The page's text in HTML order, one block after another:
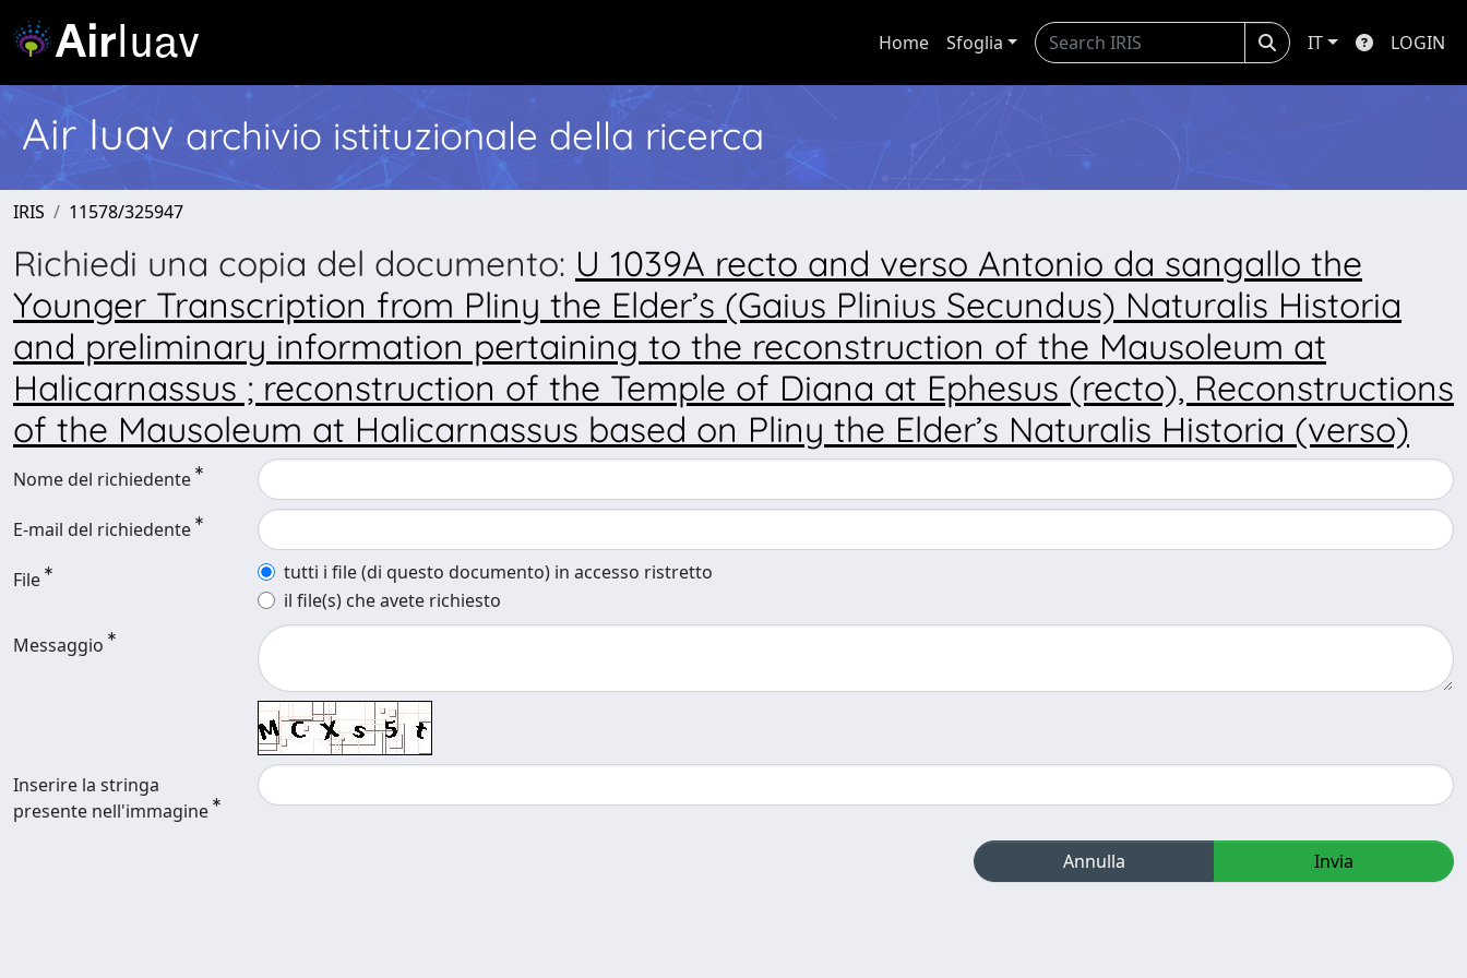
Home Sfoglia IT LOGIN
Air Iuav archivio istituzionale della ricerca
IRIS 11578/325947
Richiedi una copia del documento: U 1039A recto and verso Antonio da sangallo the
Younger Transcription from Pliny the Elder’s (Gaius Plinius Secundus) Naturalis Historia
and preliminary information pertaining to the reconstruction of the Mausoleum at
Halicarnassus ; reconstruction of the Temple of Diana at Ephesus (recto), Reconstructions
of the Mausoleum at Halicarnassus based on Pliny the Elder’s Naturalis Historia (verso)
Nome del richiedente
E-mail del richiedente
File
tutti i file (di questo documento) in accesso ristretto
il file(s) che avete richiesto
Messaggio
Inserire la stringa
presente nell'immagine
Annulla Invia